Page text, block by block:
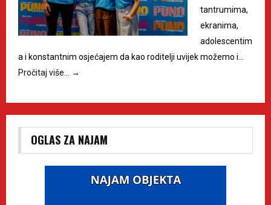
tantrumima,
ekranima,
adolescentim
a i konstantnim osjećajem da kao roditelji uvijek možemo i…
Pročitaj više…
→
OGLAS ZA NAJAM